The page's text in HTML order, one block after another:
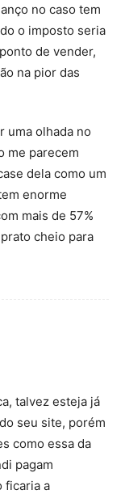
no caso tem
o imposto seria
de vender,
na pior das
uma olhada no
me parecem
dela como um
enorme
mais de 57%
cheio para
talvez esteja já
seu site, porém
como essa da
pagam
ficaria a